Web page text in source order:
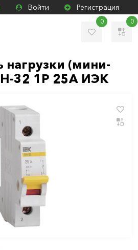
Войти Регистрация
0 0
(мини-
32 1Р 25А ИЭК